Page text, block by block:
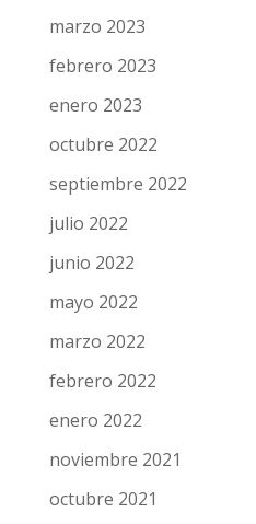
marzo 2023
febrero 2023
enero 2023
octubre 2022
septiembre 2022
julio 2022
junio 2022
mayo 2022
marzo 2022
febrero 2022
enero 2022
noviembre 2021
octubre 2021